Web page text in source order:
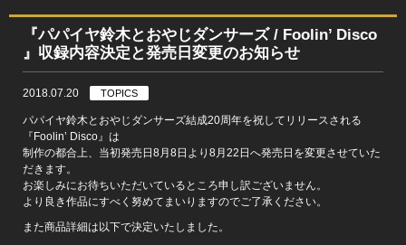
『パパイヤ鈴木とおやじダンサーズ / Foolin’ Disco
』収録内容決定と発売日変更のお知らせ
2018.07.20 TOPICS
パパイヤ鈴木とおやじダンサーズ結成20周年を祝してリリースされる
『Foolin’ Disco』は
制作の都合上、当初発売日8月8日より8月22日へ発売日を変更させていた
だきます。
お楽しみにお待ちいただいているところ申し訳ございません。
より良き作品にすべく努めてまいりますのでご了承ください。
また商品詳細は以下で決定いたしました。